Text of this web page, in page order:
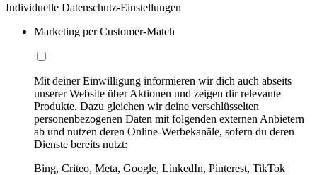
Individuelle Datenschutz-Einstellungen
Marketing per Customer-Match
Mit deiner Einwilligung informieren wir dich auch abseits
unserer Website über Aktionen und zeigen dir relevante
Produkte. Dazu gleichen wir deine verschlüsselten
personenbezogenen Daten mit folgenden externen Anbietern
ab und nutzen deren Online-Werbekanäle, sofern du deren
Dienste bereits nutzt:
Bing, Criteo, Meta, Google, LinkedIn, Pinterest, TikTok